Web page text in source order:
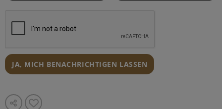
JA, MICH BENACHRICHTIGEN LASSEN